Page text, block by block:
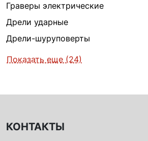
Граверы электрические
Дрели ударные
Дрели-шуруповерты
Показать еще (24)
КОНТАКТЫ